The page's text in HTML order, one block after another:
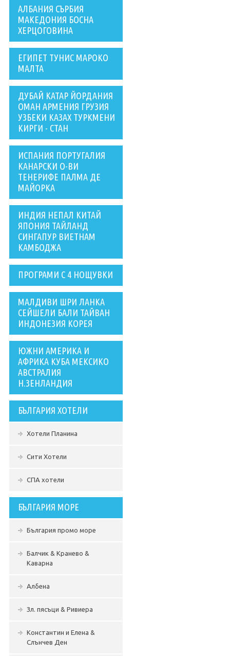
АЛБАНИЯ СЪРБИЯ
МАКЕДОНИЯ БОСНА
ХЕРЦОГОВИНА
ЕГИПЕТ ТУНИС МАРОКО
МАЛТА
ДУБАЙ КАТАР ЙОРДАНИЯ
ОМАН АРМЕНИЯ ГРУЗИЯ
УЗБЕКИ КАЗАХ ТУРКМЕНИ
КИРГИ - СТАН
ИСПАНИЯ ПОРТУГАЛИЯ
КАНАРСКИ О-ВИ
ТЕНЕРИФЕ ПАЛМА ДЕ
МАЙОРКА
ИНДИЯ НЕПАЛ КИТАЙ
ЯПОНИЯ ТАЙЛАНД
СИНГАПУР ВИЕТНАМ
КАМБОДЖА
ПРОГРАМИ С 4 НОЩУВКИ
МАЛДИВИ ШРИ ЛАНКА
СЕЙШЕЛИ БАЛИ ТАЙВАН
ИНДОНЕЗИЯ КОРЕЯ
ЮЖНИ АМЕРИКА И
АФРИКА КУБА МЕКСИКО
АВСТРАЛИЯ
Н.ЗЕНЛАНДИЯ
БЪЛГАРИЯ ХОТЕЛИ
Хотели Планина
Сити Хотели
СПА хотели
БЪЛГАРИЯ МОРЕ
България промо море
Балчик & Кранево &
Каварна
Албена
Зл. пясъци & Ривиера
Константин и Елена &
Слънчев Ден